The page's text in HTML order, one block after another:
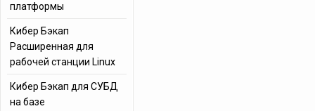
платформы
Кибер Бэкап
Расширенная для
рабочей станции Linux
Кибер Бэкап для СУБД
на базе